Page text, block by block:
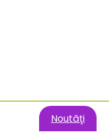
Noutăţi